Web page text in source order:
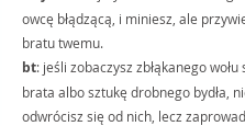
owcę błądzącą, i miniesz, ale
bratu twemu.
bt: jeśli zobaczysz zbłąkanego wołu
brata albo sztukę drobnego bydła,
odwrócisz się od nich, lecz